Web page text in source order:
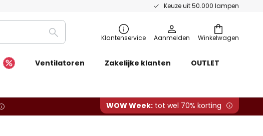
Keuze uit 50.000 lampen
Winkelwagen
Zoeken Klantenservice Aanmelden
Ventilatoren Zakelijke klanten OUTLET
WOW Week: tot wel 70% korting